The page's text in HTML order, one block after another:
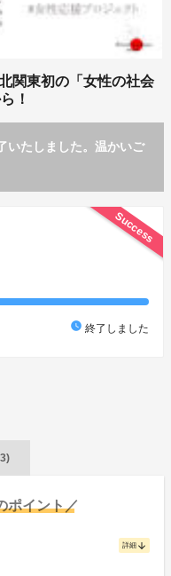
関東初の「女性の社会
！
いたしました。温かいご
Success
watch_later 終了しました
ポイント／
詳細 arrow_downward